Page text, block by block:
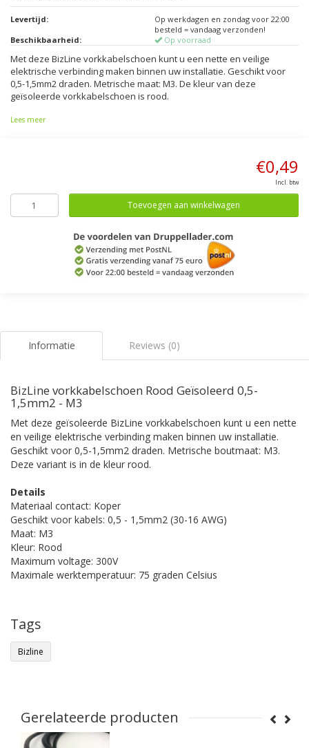
Levertijd:
Op werkdagen en zondag voor 22:00
besteld = vandaag verzonden!
Beschikbaarheid:
Op voorraad
Met deze BizLine vorkkabelschoen kunt u een nette en veilige
elektrische verbinding maken binnen uw installatie. Geschikt voor
0,5-1,5mm2 draden. Metrische maat: M3. De kleur van deze
geïsoleerde vorkkabelschoen is rood.
Lees meer
€0,49
Incl. btw
Toevoegen aan winkelwagen
Informatie Reviews (0)
BizLine vorkkabelschoen Rood Geïsoleerd 0,5-
1,5mm2 - M3
Met deze geïsoleerde BizLine vorkkabelschoen kunt u een nette
en veilige elektrische verbinding maken binnen uw installatie.
Geschikt voor 0,5-1,5mm2 draden. Metrische boutmaat: M3.
Deze variant is in de kleur rood.
Details
Materiaal contact: Koper
Geschikt voor kabels: 0,5 - 1,5mm2 (30-16 AWG)
Maat: M3
Kleur: Rood
Maximum voltage: 300V
Maximale werktemperatuur: 75 graden Celsius
Tags
Bizline
Gerelateerde producten